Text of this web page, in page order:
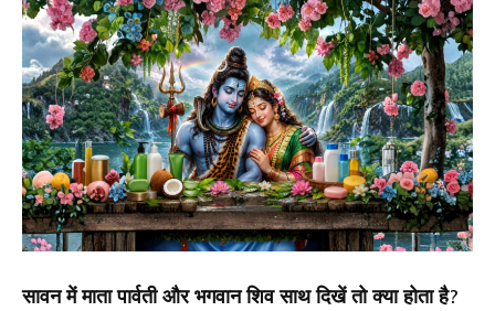
सावन में माता पार्वती और भगवान शिव साथ दिखें तो क्या होता है?